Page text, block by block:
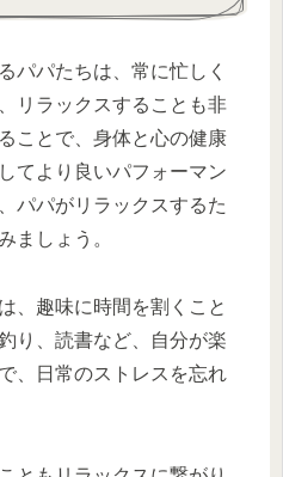
パパたちは、常に忙しく
リラックスすることも非
ことで、身体と心の健康
てより良いパフォーマン
パパがリラックスするた
ましょう。
、趣味に時間を割くこと
り、読書など、自分が楽
、日常のストレスを忘れ